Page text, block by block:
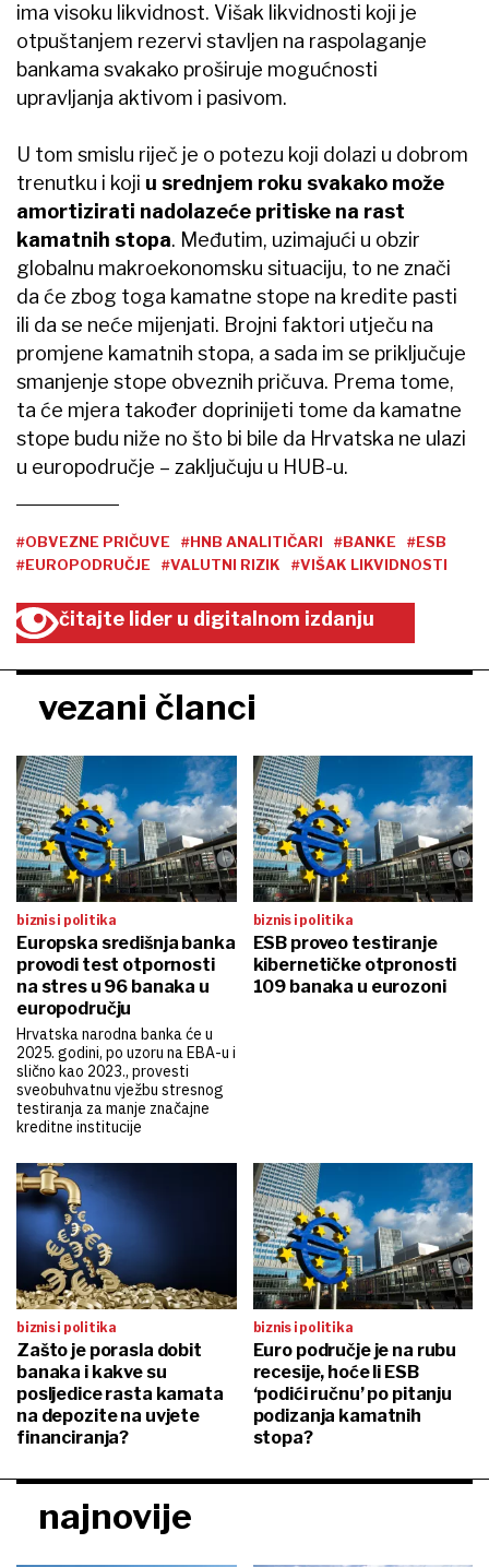
ima visoku likvidnost. Višak likvidnosti koji je
otpuštanjem rezervi stavljen na raspolaganje
bankama svakako proširuje mogućnosti
upravljanja aktivom i pasivom.
U tom smislu riječ je o potezu koji dolazi u dobrom
trenutku i koji u srednjem roku svakako može
amortizirati nadolazeće pritiske na rast
kamatnih stopa. Međutim, uzimajući u obzir
globalnu makroekonomsku situaciju, to ne znači
da će zbog toga kamatne stope na kredite pasti
ili da se neće mijenjati. Brojni faktori utječu na
promjene kamatnih stopa, a sada im se priključuje
smanjenje stope obveznih pričuva. Prema tome,
ta će mjera također doprinijeti tome da kamatne
stope budu niže no što bi bile da Hrvatska ne ulazi
u europodručje – zaključuju u HUB-u.
#OBVEZNE PRIČUVE #HNB ANALITIČARI #BANKE
#ESB
#EUROPODRUČJE
#VALUTNI RIZIK #VIŠAK LIKVIDNOSTI
čitajte lider u digitalnom izdanju
vezani članci
biznis i politika
Europska središnja banka
provodi test otpornosti
na stres u 96 banaka u
europodručju
Hrvatska narodna banka će u
2025. godini, po uzoru na EBA-u i
slično kao 2023., provesti
sveobuhvatnu vježbu stresnog
testiranja za manje značajne
kreditne institucije
biznis i politika
ESB proveo testiranje
kibernetičke otpronosti
109 banaka u eurozoni
biznis i politika
Zašto je porasla dobit
banaka i kakve su
posljedice rasta kamata
na depozite na uvjete
financiranja?
biznis i politika
Euro područje je na rubu
recesije, hoće li ESB
‘podići ručnu’ po pitanju
podizanja kamatnih
stopa?
najnovije